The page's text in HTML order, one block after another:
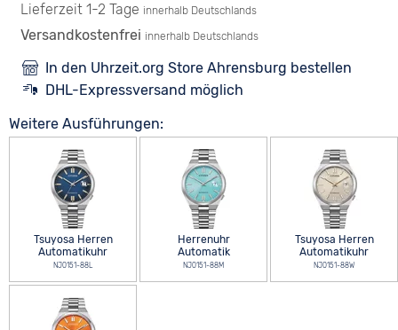
Lieferzeit 1-2 Tage innerhalb Deutschlands
Versandkostenfrei innerhalb Deutschlands
In den Uhrzeit.org Store Ahrensburg bestellen
DHL-Expressversand möglich
Weitere Ausführungen:
Tsuyosa Herren
Automatikuhr
NJ0151-88L
Herrenuhr
Automatik
NJ0151-88M
Tsuyosa Herren
Automatikuhr
NJ0151-88W